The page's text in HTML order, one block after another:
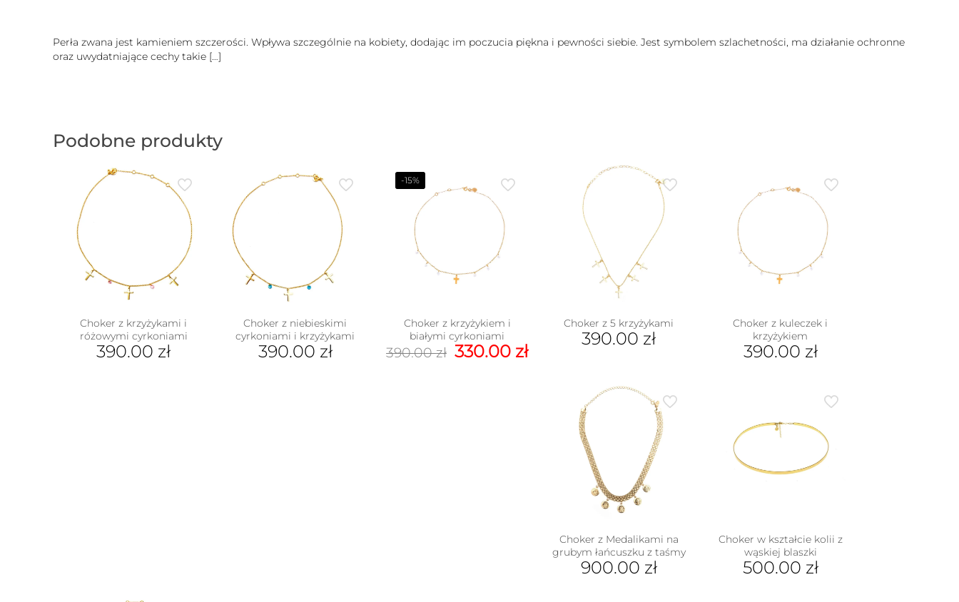
Perła zwana jest kamieniem szczerości. Wpływa szczególnie na kobiety, dodając im poczucia piękna i pewności siebie. Jest symbolem szlachetności, ma działanie ochronne
oraz uwydatniające cechy takie […]
Podobne produkty
Choker z krzyżykami i
różowymi cyrkoniami
390.00 zł
Choker z niebieskimi
cyrkoniami i krzyżykami
390.00 zł
-15%
Choker z krzyżykiem i
białymi cyrkoniami
390.00zł Pierwotna
cena
330.00 złAktualna
330.00 zł.
Choker z 5 krzyżykami
390.00 zł
Choker z kuleczek i
krzyżykiem
390.00 zł
Choker z Medalikami na
grubym łańcuszku z taśmy
900.00 zł
Choker w kształcie kolii z
wąskiej blaszki
500.00 zł